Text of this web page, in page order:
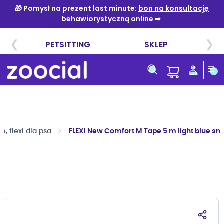
do
treści
flexi dla psa FLEXI New Comfort M Tape 5 m light blue
Przejdź